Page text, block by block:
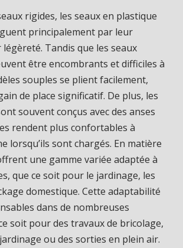
rigides, les seaux en plastique
principalement par leur
Tandis que les seaux
être encombrants et difficiles à
souples se plient facilement,
de place significatif. De plus, les
souvent conçus avec des anses
rendent plus confortables à
lorsqu’ils sont chargés. En matière
une gamme variée adaptée à
que ce soit pour le jardinage, les
domestique. Cette adaptabilité
dans de nombreuses
soit pour des travaux de bricolage,
ou des sorties en plein air.